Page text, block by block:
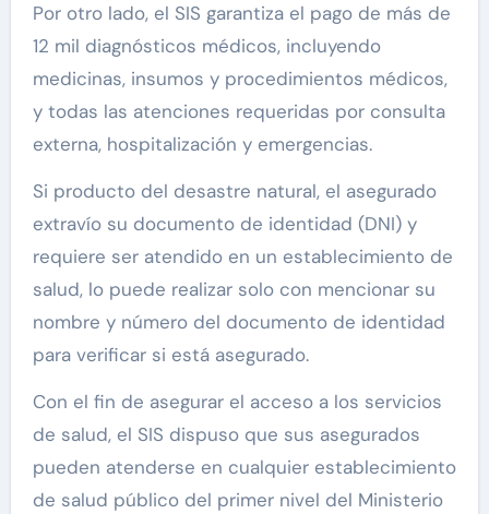
Por otro lado, el SIS garantiza el pago de más de
12 mil diagnósticos médicos, incluyendo
medicinas, insumos y procedimientos médicos,
y todas las atenciones requeridas por consulta
externa, hospitalización y emergencias.
Si producto del desastre natural, el asegurado
extravío su documento de identidad (DNI) y
requiere ser atendido en un establecimiento de
salud, lo puede realizar solo con mencionar su
nombre y número del documento de identidad
para verificar si está asegurado.
Con el fin de asegurar el acceso a los servicios
de salud, el SIS dispuso que sus asegurados
pueden atenderse en cualquier establecimiento
de salud público del primer nivel del Ministerio